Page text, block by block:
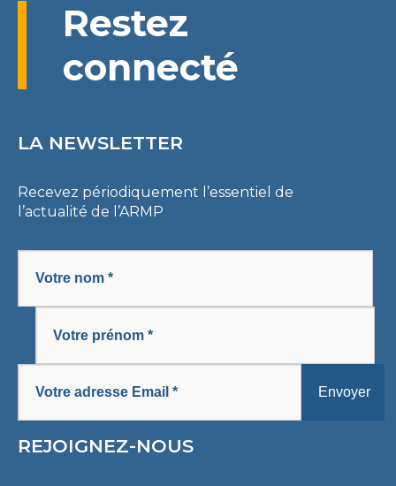
Restez
connecté
LA NEWSLETTER
Recevez périodiquement l’essentiel de
l’actualité de l’ARMP
REJOIGNEZ-NOUS